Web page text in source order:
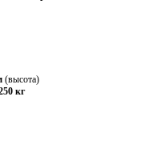
(высота)
кг